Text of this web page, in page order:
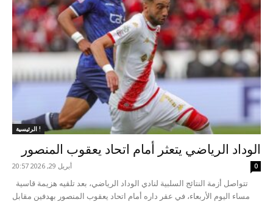
الرئيسية !
الوداد الرياضي يتعثر أمام اتحاد يعقوب المنصور
أبريل 29, 2026 20:57 0
مساء اليوم الأربعاء، في عقر داره أمام اتحاد يعقوب المنصور بهدفين مقابل